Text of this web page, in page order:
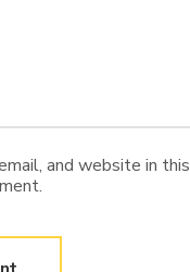
and website in